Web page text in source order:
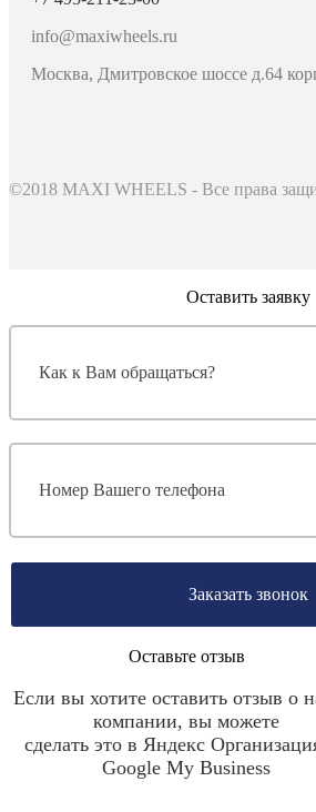
info@maxiwheels.ru
Москва, Дмитровское шоссе д.64
©2018 MAXI WHEELS - Все права
Оставить заявку
Заказать звонок
Оставьте отзыв
Если вы хотите оставить отзыв о
компании, вы можете
сделать это в Яндекс
Google My Business